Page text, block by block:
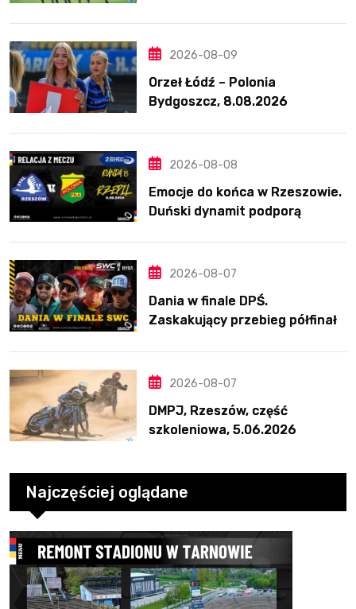
2026-08-09
Orzeł Łódź – Polonia
Bydgoszcz, 8.08.2026
2026-08-08
Emocje do końca w Rzeszowie.
Duński dynamit podporą
2026-08-07
Dania w finale DPŚ.
Zaskakujący przebieg półfinału
2026-08-07
DMPJ, Rzeszów, część
szkoleniowa, 5.06.2026
Najczęściej oglądane